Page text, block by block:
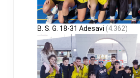
B. S. G. 18-31 Adesavi (4.362)